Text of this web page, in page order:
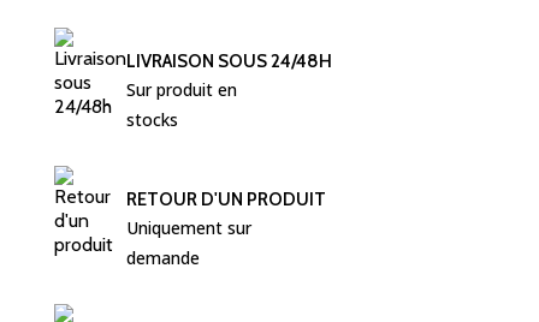
LIVRAISON SOUS 24/48H
Sur produit en
stocks
RETOUR D'UN PRODUIT
Uniquement sur
demande